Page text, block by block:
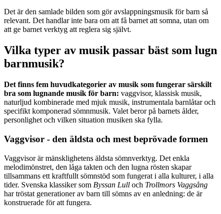
Det är den samlade bilden som gör avslappningsmusik för barn så
relevant. Det handlar inte bara om att få barnet att somna, utan om
att ge barnet verktyg att reglera sig självt.
Vilka typer av musik passar bäst som lugn
barnmusik?
Det finns fem huvudkategorier av musik som fungerar särskilt
bra som lugnande musik för barn: vaggvisor, klassisk musik,
naturljud kombinerade med mjuk musik, instrumentala barnlåtar och
specifikt komponerad sömnmusik. Valet beror på barnets ålder,
personlighet och vilken situation musiken ska fylla.
Vaggvisor - den äldsta och mest beprövade formen
Vaggvisor är mänsklighetens äldsta sömnverktyg. Det enkla
melodimönstret, den låga takten och den lugna rösten skapar
tillsammans ett kraftfullt sömnstöd som fungerat i alla kulturer, i alla
tider. Svenska klassiker som Byssan Lull och Trollmors Vaggsång
har tröstat generationer av barn till sömns av en anledning: de är
konstruerade för att fungera.